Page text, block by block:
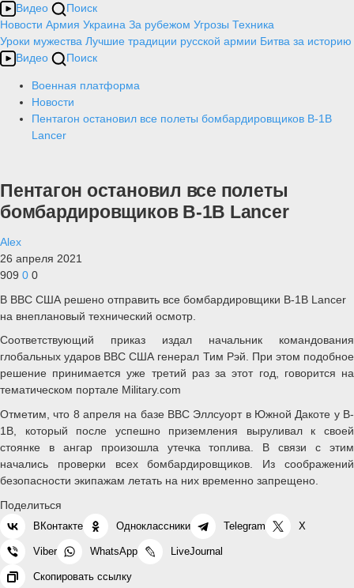
Видео
Поиск
Новости Армия Украина За рубежом Угрозы Техника
Уроки мужества Лучшие традиции русской армии Битва за историю
Видео
Поиск
Военная платформа
Новости
Пентагон остановил все полеты бомбардировщиков B-1B
Lancer
Пентагон остановил все полеты
бомбардировщиков B-1B Lancer
Alex
26 апреля 2021
909 0 0
В ВВС США решено отправить все бомбардировщики B-1B Lancer
на внеплановый технический осмотр.
Соответствующий приказ издал начальник командования
глобальных ударов ВВС США генерал Тим Рэй. При этом подобное
решение принимается уже третий раз за этот год, говорится на
тематическом портале Military.com
Отметим, что 8 апреля на базе ВВС Эллсуорт в Южной Дакоте у B-
1B, который после успешно приземления выруливал к своей
стоянке в ангар произошла утечка топлива. В связи с этим
начались проверки всех бомбардировщиков. Из соображений
безопасности экипажам летать на них временно запрещено.
Поделиться
ВКонтакте Одноклассники Telegram X
Viber WhatsApp LiveJournal
Скопировать ссылку